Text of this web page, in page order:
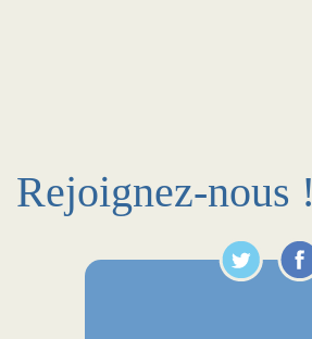
Rejoignez-nous !